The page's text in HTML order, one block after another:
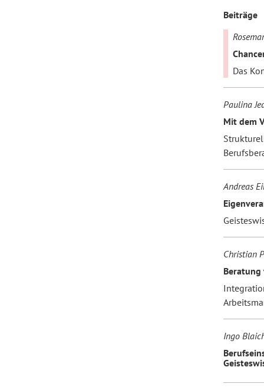
Beiträge
Das
Paulina
Mit dem
Andreas
Christian
Beratung
Ingo